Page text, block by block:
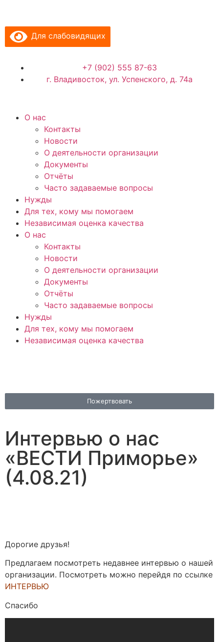
Для слабовидящих
+7 (902) 555 87-63
г. Владивосток, ул. Успенского, д. 74а
О нас
Контакты
Новости
О деятельности организации
Документы
Отчёты
Часто задаваемые вопросы
Нужды
Для тех, кому мы помогаем
Независимая оценка качества
О нас
Контакты
Новости
О деятельности организации
Документы
Отчёты
Часто задаваемые вопросы
Нужды
Для тех, кому мы помогаем
Независимая оценка качества
Пожертвовать
Интервью о нас
«ВЕСТИ Приморье»
(4.08.21)
Дорогие друзья!
Предлагаем посмотреть недавнее интервью о нашей
организации. Посмотреть можно перейдя по ссылке
ИНТЕРВЬЮ
Спасибо